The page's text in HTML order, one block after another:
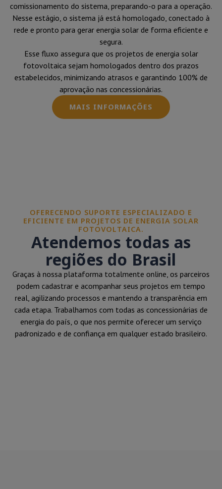
comissionamento do sistema, preparando-o para a operação.
Nesse estágio, o sistema já está homologado, conectado à
rede e pronto para gerar energia solar de forma eficiente e
segura.
Esse fluxo assegura que os projetos de energia solar
fotovoltaica sejam homologados dentro dos prazos
estabelecidos, minimizando atrasos e garantindo 100% de
aprovação nas concessionárias.
MAIS INFORMAÇÕES
OFERECENDO SUPORTE ESPECIALIZADO E
EFICIENTE EM PROJETOS DE ENERGIA SOLAR
FOTOVOLTAICA.
Atendemos todas as
regiões do Brasil
Graças à nossa plataforma totalmente online, os parceiros
podem cadastrar e acompanhar seus projetos em tempo
real, agilizando processos e mantendo a transparência em
cada etapa. Trabalhamos com todas as concessionárias de
energia do país, o que nos permite oferecer um serviço
padronizado e de confiança em qualquer estado brasileiro.